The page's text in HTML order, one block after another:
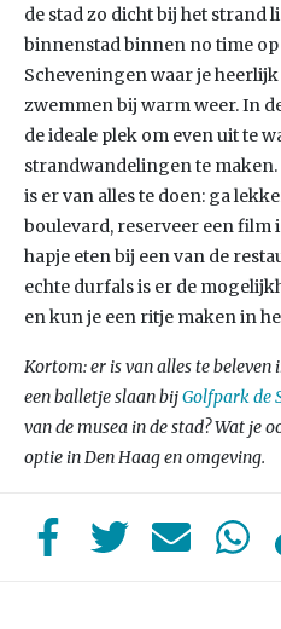
de stad zo dicht bij het strand
binnenstad binnen no time
Scheveningen waar je
zwemmen bij warm weer. In
de ideale plek om even uit te
strandwandelingen te
is er van alles te doen: ga
boulevard, reserveer een film
hapje eten bij een van de
echte durfals is er de
en kun je een ritje maken in
Kortom: er is van alles te beleven
een balletje slaan bijGolfpark de
van de musea in de stad? Wat je
optie in Den Haag en omgeving.